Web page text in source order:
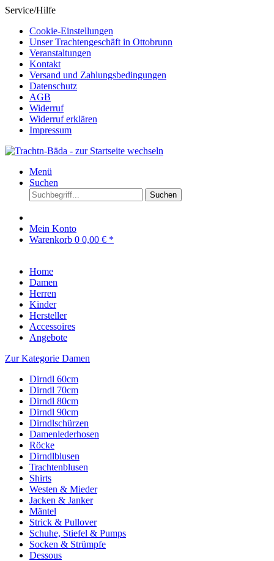
Service/Hilfe
Cookie-Einstellungen
Unser Trachtengeschäft in Ottobrunn
Veranstaltungen
Kontakt
Versand und Zahlungsbedingungen
Datenschutz
AGB
Widerruf
Widerruf erklären
Impressum
Menü
Suchen
Suchen
Mein Konto
Warenkorb 0 0,00 € *
Home
Damen
Herren
Kinder
Hersteller
Accessoires
Angebote
Zur Kategorie Damen
Dirndl 60cm
Dirndl 70cm
Dirndl 80cm
Dirndl 90cm
Dirndlschürzen
Damenlederhosen
Röcke
Dirndlblusen
Trachtenblusen
Shirts
Westen & Mieder
Jacken & Janker
Mäntel
Strick & Pullover
Schuhe, Stiefel & Pumps
Socken & Strümpfe
Dessous